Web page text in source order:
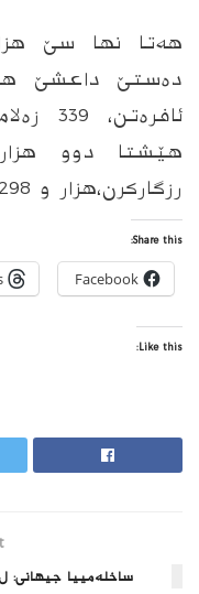
رزگاركرن،هزار و 298 ژ وان ژ رەگەزێ مێ نه‌.
Share this:
Facebook
Like this:
ساخله‌مییا جیهانی: